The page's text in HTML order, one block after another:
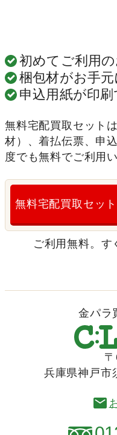
初めてご利用
梱包材がお手
申込用紙が印
無料宅配買取セット
材）、着払伝票、申
度でも無料でご利用
無料宅配買取セッ
ご利用無料。す
金パラ
兵庫県神戸市